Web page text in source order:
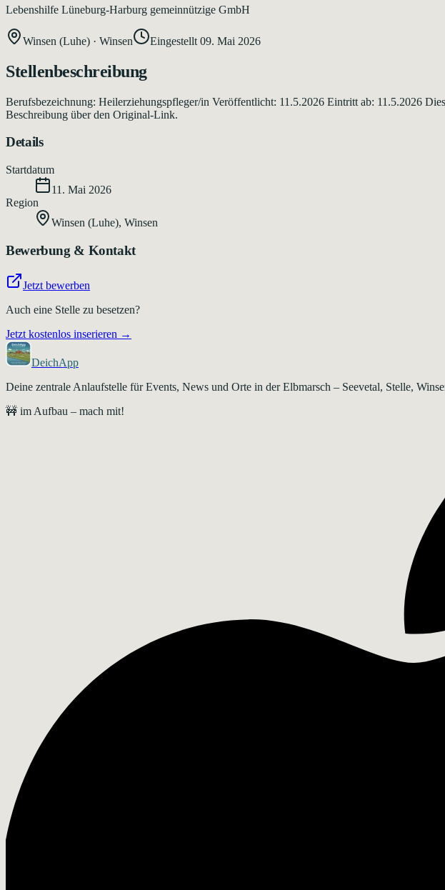
Lebenshilfe Lüneburg-Harburg gemeinnützige GmbH
Winsen (Luhe) · Winsen Eingestellt 09. Mai 2026
Stellenbeschreibung
Berufsbezeichnung: Heilerziehungspfleger/in Veröffentlicht: 11.5.2026 Eintritt ab: 11.5.2026
Beschreibung über den Original-Link.
Details
Startdatum
11. Mai 2026
Region
Winsen (Luhe), Winsen
Bewerbung & Kontakt
Jetzt bewerben
Auch eine Stelle zu besetzen?
Jetzt kostenlos inserieren →
DeichApp
Deine zentrale Anlaufstelle für Events, News und Orte in der Elbmarsch – Seevetal, Stelle,
🚧 im Aufbau – mach mit!